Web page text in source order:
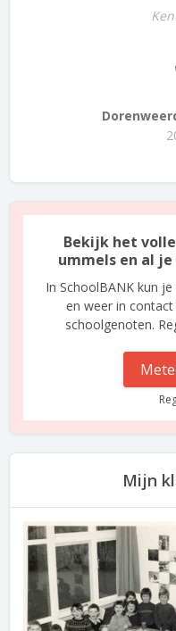
Bekijk het
ummels en al
In SchoolBANK kun je
en weer in
schoolgenoten.
Mijn